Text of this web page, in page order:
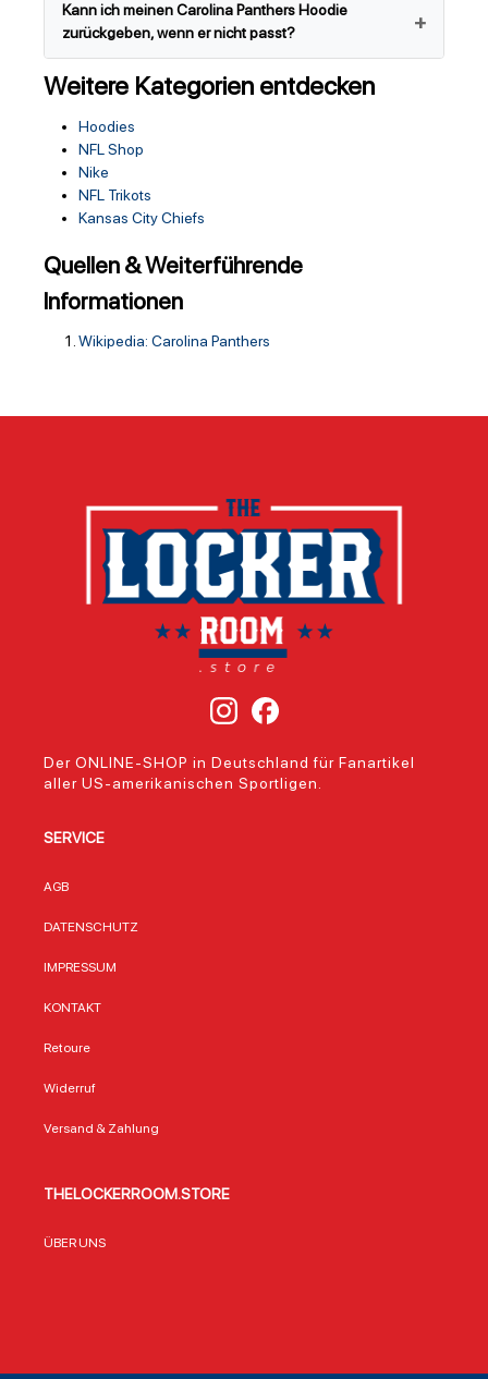
Kann ich meinen Carolina Panthers Hoodie
zurückgeben, wenn er nicht passt?
Weitere Kategorien entdecken
Hoodies
NFL Shop
Nike
NFL Trikots
Kansas City Chiefs
Quellen & Weiterführende
Informationen
Wikipedia: Carolina Panthers
Der ONLINE-SHOP in Deutschland für Fanartikel
aller US-amerikanischen Sportligen.
SERVICE
AGB
DATENSCHUTZ
IMPRESSUM
KONTAKT
Retoure
Widerruf
Versand & Zahlung
THELOCKERROOM.STORE
ÜBER UNS